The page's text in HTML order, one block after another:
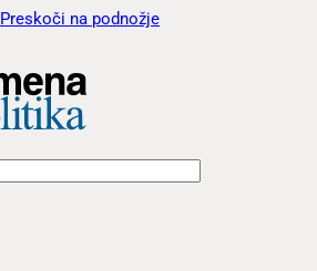
Preskoči na podnožje